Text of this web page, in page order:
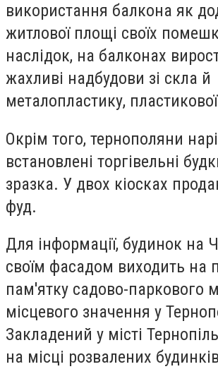
використання балкона як
житлової площі своїх
наслідок, на балконах
жахливі надбудови зі скла й
металопластику,
Окрім того, тернополяни
встановлені торгівельні
зразка. У двох кіосках
фуд.
Для інформації, будинок на
своїм фасадом виходить на
пам'ятку садово-паркового
місцевого значення у
Закладений у місті
на місці розвалених